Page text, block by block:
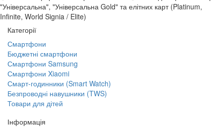
"Універсальна", "Універсальна Gold" та елітних карт (Platinum,
Infinite, World Signia / Elite)
Категорії
Смартфони
Бюджетні смартфони
Смартфони Samsung
Смартфони Xiaomi
Смарт-годинники (Smart Watch)
Безпроводні навушники (TWS)
Товари для дітей
Інформація